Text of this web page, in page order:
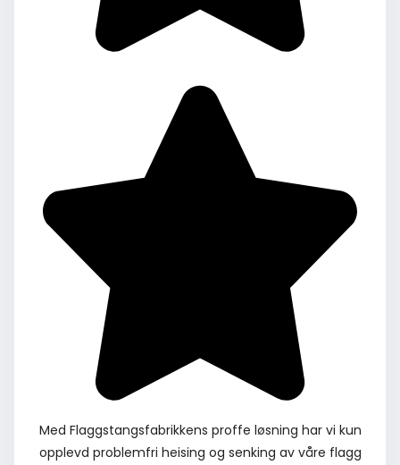
Med Flaggstangsfabrikkens proffe løsning har vi kun
opplevd problemfri heising og senking av våre flagg